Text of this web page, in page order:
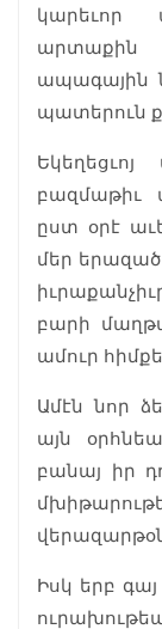
կարեւոր
արտաքին
ապագային
պատերուն
բազմաթիւ
ըստ օրէ
մեր երազած
բարի
ամուր
Ամէն նոր
այն
բանայ իր
Իսկ երբ